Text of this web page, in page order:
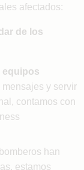
afectados:
de los
equipos
y servir
contamos con
han
estamos